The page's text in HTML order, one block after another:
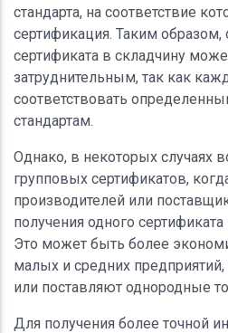
стандарта, на соответствие
сертификация. Таким
сертификата в складчину
затруднительным, так как
соответствовать
стандартам.
Однако, в некоторых случаях
групповых сертификатов,
производителей или
получения одного
Это может быть более
малых и средних
или поставляют однородные
Для получения более точной